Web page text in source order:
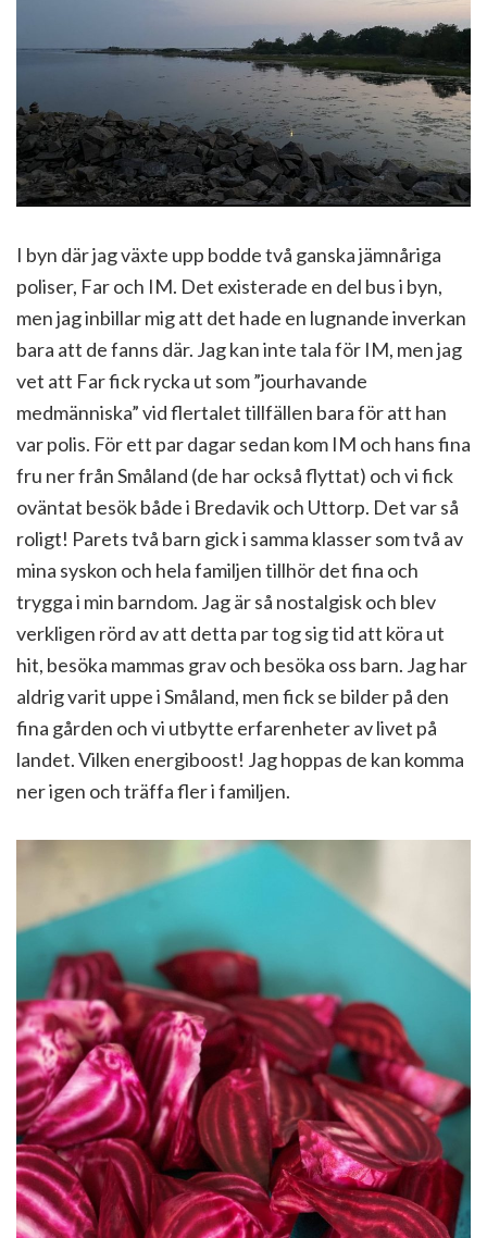
I byn där jag växte upp bodde två ganska jämnåriga
poliser, Far och IM. Det existerade en del bus i byn,
men jag inbillar mig att det hade en lugnande inverkan
bara att de fanns där. Jag kan inte tala för IM, men jag
vet att Far fick rycka ut som ”jourhavande
medmänniska” vid flertalet tillfällen bara för att han
var polis. För ett par dagar sedan kom IM och hans fina
fru ner från Småland (de har också flyttat) och vi fick
oväntat besök både i Bredavik och Uttorp. Det var så
roligt! Parets två barn gick i samma klasser som två av
mina syskon och hela familjen tillhör det fina och
trygga i min barndom. Jag är så nostalgisk och blev
verkligen rörd av att detta par tog sig tid att köra ut
hit, besöka mammas grav och besöka oss barn. Jag har
aldrig varit uppe i Småland, men fick se bilder på den
fina gården och vi utbytte erfarenheter av livet på
landet. Vilken energiboost! Jag hoppas de kan komma
ner igen och träffa fler i familjen.